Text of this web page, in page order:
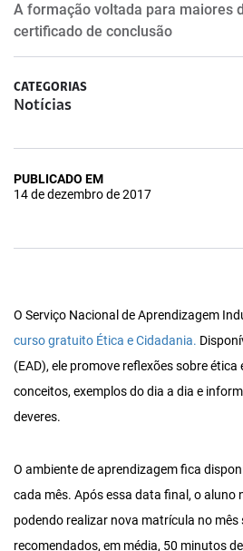
A formação voltada para maiores
certificado de conclusão
CATEGORIAS
Notícias
PUBLICADO EM
14 de dezembro de 2017
O Serviço Nacional de Aprendizagem
curso gratuito Ética e Cidadania.
(EAD), ele promove reflexões sobre
conceitos, exemplos do dia a dia e
deveres.
O ambiente de aprendizagem fica
cada mês. Após essa data final, o aluno
podendo realizar nova matrícula no mês
recomendados, em média, 50 minutos